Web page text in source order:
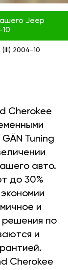
Jeep
2004-10
Cherokee
Tuning
авто.
до 30%
и
по
и
Cherokee